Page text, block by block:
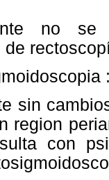
no se
de
sin
region
con